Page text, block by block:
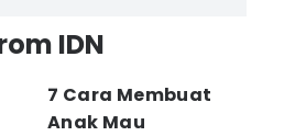
IDN
7 Cara Membuat
Anak Mau